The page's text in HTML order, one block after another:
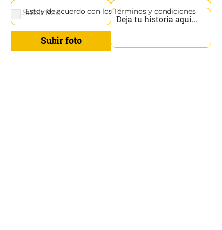
Subir foto
Upload
Estoy de acuerdo con losTérminos y condiciones